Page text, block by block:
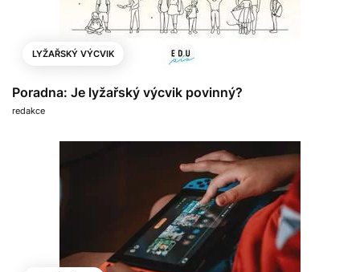
LYŽAŘSKÝ VÝCVIK
Poradna: Je lyžařský výcvik povinný?
redakce